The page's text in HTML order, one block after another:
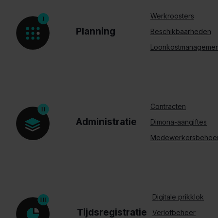
Planning
Werkroosters
Beschikbaarheden
Administratie
Contracten
Dimona-aangiftes
Tijdsregistratie
Digitale prikklok
Verlofbeheer